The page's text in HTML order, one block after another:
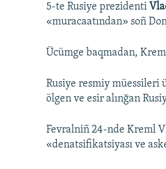
5-te Rusiye prezidenti
«muracaatından» soñ
Ücümge baqmadan,
Rusiye resmiy müessileri
ölgen ve esir alınğan
Fevralniñ 24-nde Kreml
«denatsifikatsiyası ve